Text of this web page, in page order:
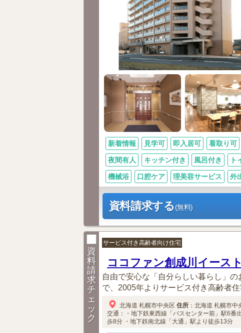
新着情報 見学可 即入居可 看取り可
夜間有人 キッチン付き 風呂付き ト
機械浴 口腔ケア 理美容サービス 外
資料請求する(無料)
資
料
請
求
チ
ェ
ッ
ク
サービス付き高齢者向け住宅
ココファン創成川イースト
自由で安心な「自分らしい暮らし」
で、2005年よりサービス付き高齢者
北海道 札幌市中央区 住所 ： 北海道 札幌市中
交通：・地下鉄東西線「バスセンター前」駅6番
歩8分 ・地下鉄南北線「大通」駅より徒歩13分